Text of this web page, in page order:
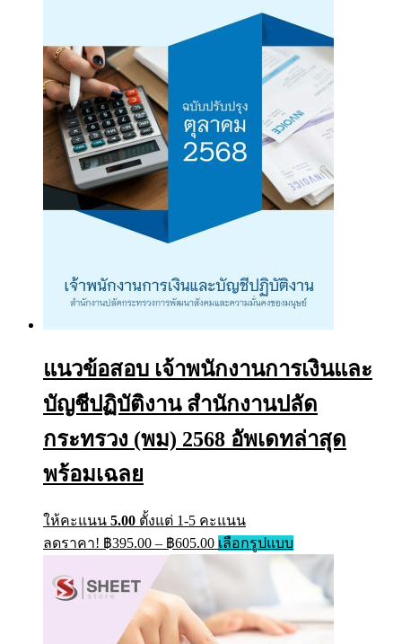
options
be
chosen
on
product
page
แนวข้อสอบ เจ้าพนักงานการเงินและ
บัญชีปฏิบัติงาน สำนักงานปลัด
กระทรวง (พม) 2568 อัพเดทล่าสุด
พร้อมเฉลย
ให้คะแนน 5.00 ตั้งแต่ 1-5 คะแนน
ลดราคา! ฿395.00 – ฿605.00Price
range:
฿605.00
เลือกรูปแบบThis
product
has
multiple
variants.
The
options